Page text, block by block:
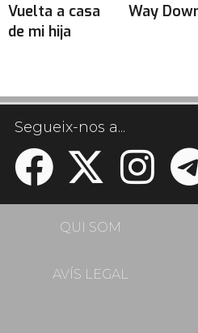
Vuelta a casa
de mi hija
Way
Segueix-nos a...
QUI SOM
AVÍS LEGAL